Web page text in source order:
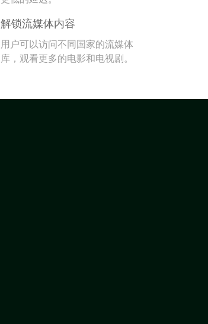
解锁流媒体内容
用户可以访问不同国家的流媒体
库，观看更多的电影和电视剧。